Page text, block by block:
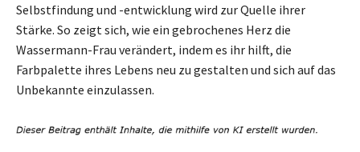
Selbstfindung und -entwicklung wird zur Quelle ihrer
Stärke. So zeigt sich, wie ein gebrochenes Herz die
Wassermann-Frau verändert, indem es ihr hilft, die
Farbpalette ihres Lebens neu zu gestalten und sich auf das
Unbekannte einzulassen.